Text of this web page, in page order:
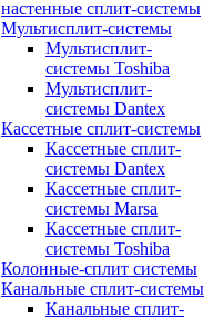
настенные сплит-системы
Мультисплит-системы
Мультисплит-
системы Toshiba
Мультисплит-
системы Dantex
Кассетные сплит-системы
Кассетные сплит-
системы Dantex
Кассетные сплит-
системы Marsa
Кассетные сплит-
системы Toshiba
Колонные-сплит системы
Канальные сплит-системы
Канальные сплит-